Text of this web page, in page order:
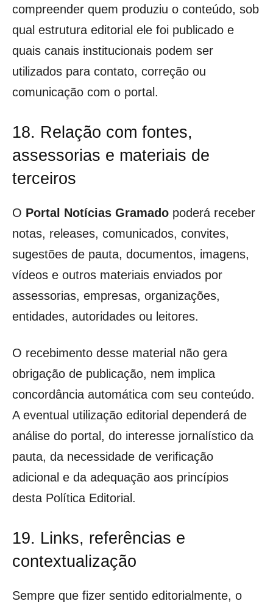
compreender quem produziu o conteúdo, sob
qual estrutura editorial ele foi publicado e
quais canais institucionais podem ser
utilizados para contato, correção ou
comunicação com o portal.
18. Relação com fontes,
assessorias e materiais de
terceiros
O Portal Notícias Gramado poderá receber
notas, releases, comunicados, convites,
sugestões de pauta, documentos, imagens,
vídeos e outros materiais enviados por
assessorias, empresas, organizações,
entidades, autoridades ou leitores.
O recebimento desse material não gera
obrigação de publicação, nem implica
concordância automática com seu conteúdo.
A eventual utilização editorial dependerá de
análise do portal, do interesse jornalístico da
pauta, da necessidade de verificação
adicional e da adequação aos princípios
desta Política Editorial.
19. Links, referências e
contextualização
Sempre que fizer sentido editorialmente, o